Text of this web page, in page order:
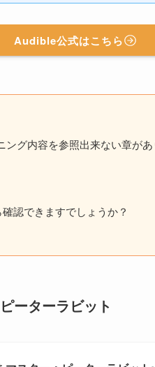
Audible公式はこちら
グ内容を参照出来ない章があ
認できますでしょうか？
ーターラビット